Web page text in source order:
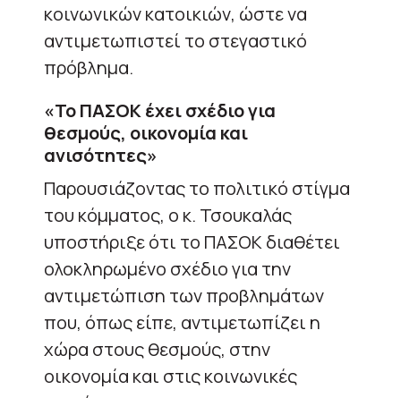
κοινωνικών κατοικιών, ώστε να
αντιμετωπιστεί το στεγαστικό
πρόβλημα.
«Το ΠΑΣΟΚ έχει σχέδιο για
θεσμούς, οικονομία και
ανισότητες»
Παρουσιάζοντας το πολιτικό στίγμα
του κόμματος, ο κ. Τσουκαλάς
υποστήριξε ότι το ΠΑΣΟΚ διαθέτει
ολοκληρωμένο σχέδιο για την
αντιμετώπιση των προβλημάτων
που, όπως είπε, αντιμετωπίζει η
χώρα στους θεσμούς, στην
οικονομία και στις κοινωνικές